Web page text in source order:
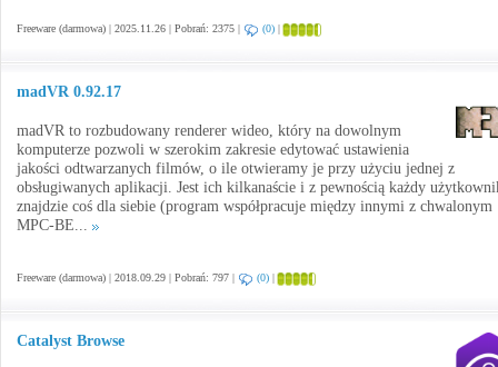
Freeware (darmowa) | 2025.11.26 | Pobrań: 2375 | (0) |
madVR 0.92.17
madVR to rozbudowany renderer wideo, który na dowolnym
komputerze pozwoli w szerokim zakresie edytować ustawienia
jakości odtwarzanych filmów, o ile otwieramy je przy użyciu jednej z
obsługiwanych aplikacji. Jest ich kilkanaście i z pewnością każdy
znajdzie coś dla siebie (program współpracuje między innymi z chwalonym
MPC-BE...
Freeware (darmowa) | 2018.09.29 | Pobrań: 797 | (0) |
Catalyst Browse